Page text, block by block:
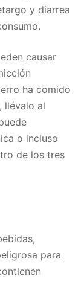
y diarrea
causar
ha comido
llévalo al
o incluso
de los tres
para